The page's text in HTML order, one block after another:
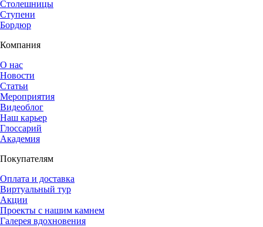
Столешницы
Ступени
Бордюр
Компания
О нас
Новости
Статьи
Мероприятия
Видеоблог
Наш карьер
Глоссарий
Академия
Покупателям
Оплата и доставка
Виртуальный тур
Акции
Проекты с нашим камнем
Галерея вдохновения